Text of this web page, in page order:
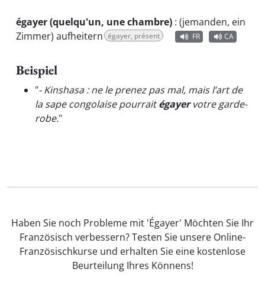
égayer (quelqu'un, une chambre) : (jemanden, ein
Zimmer) aufheitern égayer, présent FR CA
Beispiel
"- Kinshasa : ne le prenez pas mal, mais l’art de
la sape congolaise pourraitégayervotre garde-
robe."
Haben Sie noch Probleme mit 'Égayer' Möchten Sie Ihr
Französisch verbessern? Testen Sie unsere Online-
Französischkurse und erhalten Sie eine kostenlose
Beurteilung Ihres Könnens!